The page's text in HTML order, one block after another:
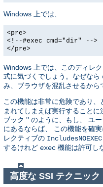
Windows 上では、
<pre>
<!--#exec cmd="dir" -->
</pre>
Windows 上では、このディレ
式に気づくでしょう。なぜなら
み、ブラウザを混乱させるから
この機能は非常に危険であり、
まれてしまえば実行すること
ブック '' のように、もし、 ユ
にあるならば、 この機能を確実
レクティブの IncludesNOEXEC
するけれど exec 機能は許可し
高度な SSI テクニック